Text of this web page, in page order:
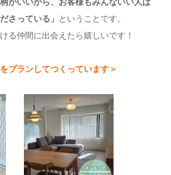
さっている」 ということです。
る仲間に出会えたら嬉しいです！
プランしてつくっています＞